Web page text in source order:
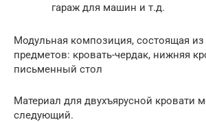
гараж для машин и т.д.
Модульная композиция, состоящая
предметов: кровать-чердак, нижняя
письменный стол
Материал для двухъярусной кровати
следующий.